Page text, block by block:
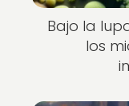
Bajo la
los